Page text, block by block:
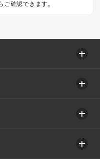
ご確認できます。